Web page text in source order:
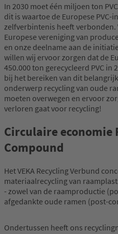
In 2030 moet één miljoen ton
dit is waartoe de Europese
zelfverbintenis heeft verbonden.
Europese vereniging van
en onze deelname aan de
willen wij ervoor zorgen dat de
450.000 ton gerecycleerd PVC
bij het bereiken van dit
onderwerp recycling van oude
moeten overwegen en ervoor
verloren gaat voor recycling!
Circulaire economie
Compound
Het VEKA Recycling Verbund
materiaalrecycling van
- zowel van de raamproductie
afgedankte oude ramen (post-
Ondertussen heeft ons